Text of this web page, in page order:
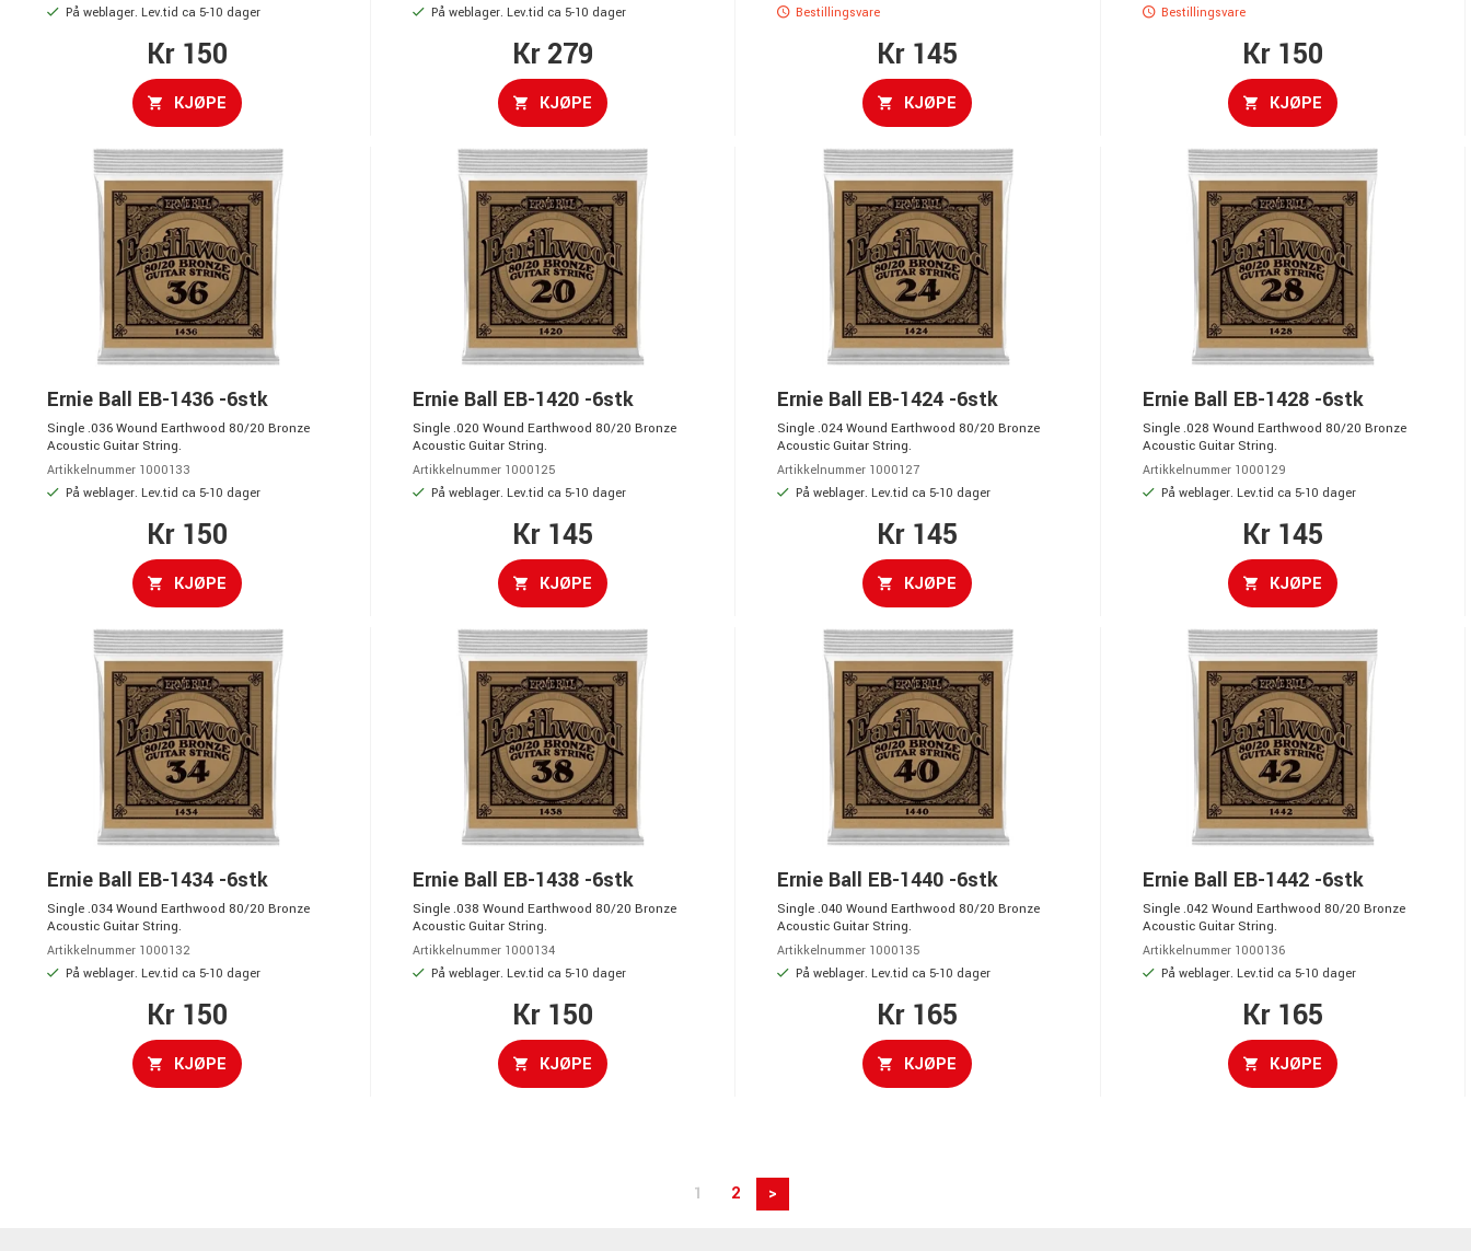
På weblager. Lev.tid ca 5-10 dager
Kr 150
KJØPE
På weblager. Lev.tid ca 5-10 dager
Kr 279
KJØPE
Bestillingsvare
Kr 145
KJØPE
Bestillingsvare
Kr 150
KJØPE
Ernie Ball EB-1436 -6stk
Single .036 Wound Earthwood 80/20 Bronze
Acoustic Guitar String.
Artikkelnummer 1000133
På weblager. Lev.tid ca 5-10 dager
Kr 150
KJØPE
Ernie Ball EB-1420 -6stk
Single .020 Wound Earthwood 80/20 Bronze
Acoustic Guitar String.
Artikkelnummer 1000125
På weblager. Lev.tid ca 5-10 dager
Kr 145
KJØPE
Ernie Ball EB-1424 -6stk
Single .024 Wound Earthwood 80/20 Bronze
Acoustic Guitar String.
Artikkelnummer 1000127
På weblager. Lev.tid ca 5-10 dager
Kr 145
KJØPE
Ernie Ball EB-1428 -6stk
Single .028 Wound Earthwood 80/20 Bronze
Acoustic Guitar String.
Artikkelnummer 1000129
På weblager. Lev.tid ca 5-10 dager
Kr 145
KJØPE
Ernie Ball EB-1434 -6stk
Single .034 Wound Earthwood 80/20 Bronze
Acoustic Guitar String.
Artikkelnummer 1000132
På weblager. Lev.tid ca 5-10 dager
Kr 150
KJØPE
Ernie Ball EB-1438 -6stk
Single .038 Wound Earthwood 80/20 Bronze
Acoustic Guitar String.
Artikkelnummer 1000134
På weblager. Lev.tid ca 5-10 dager
Kr 150
KJØPE
Ernie Ball EB-1440 -6stk
Single .040 Wound Earthwood 80/20 Bronze
Acoustic Guitar String.
Artikkelnummer 1000135
På weblager. Lev.tid ca 5-10 dager
Kr 165
KJØPE
Ernie Ball EB-1442 -6stk
Single .042 Wound Earthwood 80/20 Bronze
Acoustic Guitar String.
Artikkelnummer 1000136
På weblager. Lev.tid ca 5-10 dager
Kr 165
KJØPE
1 2 >